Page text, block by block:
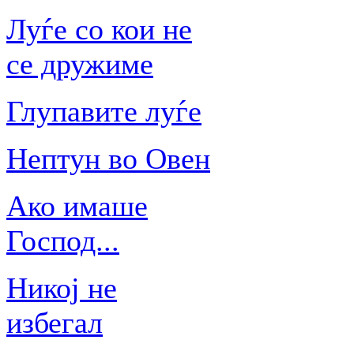
Луѓе со кои не
се дружиме
Глупавите луѓе
Нептун во Овен
Ако имаше
Господ...
Никој не
избегал